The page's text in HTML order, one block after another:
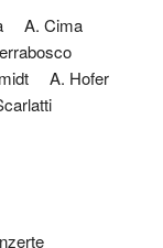
A. Cima
A. Hofer